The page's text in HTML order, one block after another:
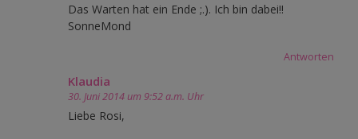
Das Warten hat ein Ende ;.). Ich bin dabei!!
SonneMond
Antworten
Klaudia
30. Juni 2014 um 9:52 a.m. Uhr
Liebe Rosi,